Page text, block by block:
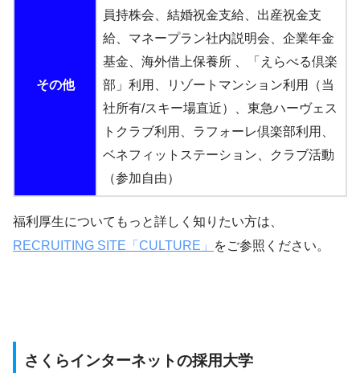
その他
員持株会、結婚祝金支給、出産祝金支
給、マネープラン社内説明会、企業年金
基金、海外借上保養所 、「えらべる倶楽
部」利用、リゾートマンション利用（当
社所有/スキー場直近）、東急ハーヴェス
トクラブ利用、ラフォーレ倶楽部利用、
ベネフィットステーション、クラブ活動
（参加自由）
福利厚生についてもっと詳しく知りたい方は、
RECRUITING SITE「CULTURE」
をご参照ください。
さくらインターネットの採用大学